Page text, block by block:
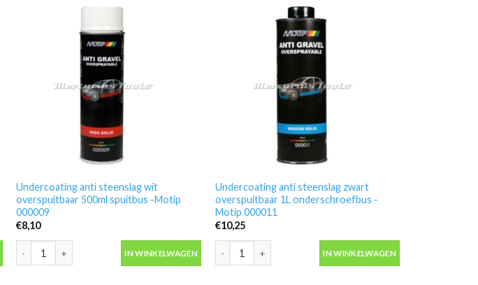
Undercoating anti steenslag wit
overspuitbaar 500ml spuitbus -Motip
000009
€8,10
IN WINKELWAGEN
Undercoating anti steenslag zwart
overspuitbaar 1L onderschroefbus -
Motip 000011
€10,25
IN WINKELWAGEN